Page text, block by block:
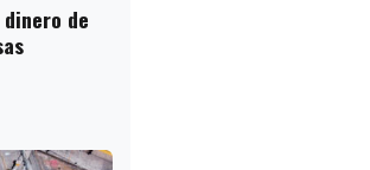
dinero de